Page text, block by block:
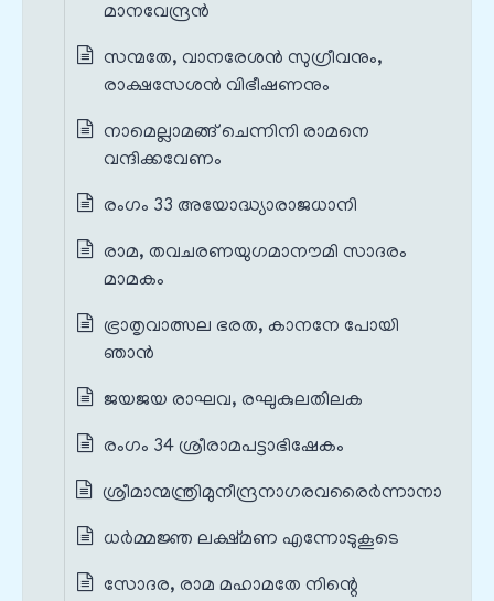
മാനവേന്ദ്രൻ
സന്മതേ, വാനരേശൻ സുഗ്രീവനും,
രാക്ഷസേശൻ വിഭീഷണനും
നാമെല്ലാമങ്ങ് ചെന്നിനി രാമനെ
വന്ദിക്കവേണം
രംഗം 33 അയോദ്ധ്യാരാജധാനി
രാമ, തവചരണയുഗമാനൗമി സാദരം
മാമകം
ഭ്രാതൃവാത്സല ഭരത, കാനനേ പോയി
ഞാൻ
ജയജയ രാഘവ, രഘുകുലതിലക
രംഗം 34 ശ്രീരാമപട്ടാഭിഷേകം
ശ്രീമാന്മന്ത്രിമുനീന്ദ്രനാഗരവരൈർന്നാനാ
ധർമ്മജ്ഞ ലക്ഷ്മണ എന്നോടുകൂടെ
സോദര, രാമ മഹാമതേ നിന്റെ